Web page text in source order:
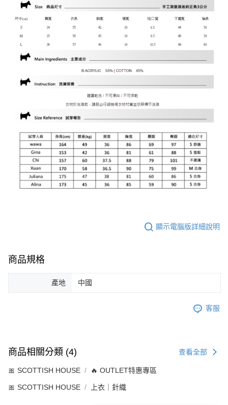
顯示電腦版詳細說明
商品規格
產地 中國
客服
商品相關分類 (4) 查看全部
🎀 SCOTTISH HOUSE 🔥 OUTLET特惠專區
🎀 SCOTTISH HOUSE 上衣｜針織